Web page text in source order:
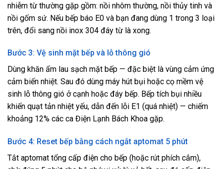
nhiễm từ thường gặp gồm: nồi nhôm thường, nồi thủy tinh và
nồi gốm sứ. Nếu bếp báo E0 và bạn đang dùng 1 trong 3 loại
trên, đổi sang nồi inox 304 đáy từ là xong.
Bước 3: Vệ sinh mặt bếp và lỗ thông gió
Dùng khăn ẩm lau sạch mặt bếp — đặc biệt là vùng cảm ứng
cảm biến nhiệt. Sau đó dùng máy hút bụi hoặc cọ mềm vệ
sinh lỗ thông gió ở cạnh hoặc đáy bếp. Bếp tích bụi nhiều
khiến quạt tản nhiệt yếu, dẫn đến lỗi E1 (quá nhiệt) — chiếm
khoảng 12% các ca Điện Lạnh Bách Khoa gặp.
Bước 4: Reset bếp bằng cách ngắt aptomat 5 phút
Tắt aptomat tổng cấp điện cho bếp (hoặc rút phích cắm),